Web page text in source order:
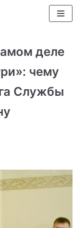
деле
чему
Службы